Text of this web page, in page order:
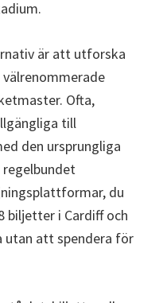
är att utforska
Ofta,
till
den ursprungliga
du
biljetter i Cardiff och
utan att spendera för